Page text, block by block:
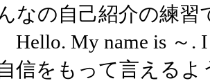
なの自己紹介の練習
Hello. My name is ～.
信をもって言える